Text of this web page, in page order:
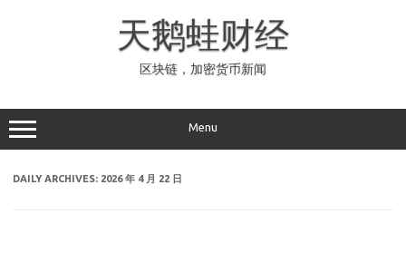
天鹅蛙财经
区块链，加密货币新闻
Menu
DAILY ARCHIVES: 2026 年 4 月 22 日